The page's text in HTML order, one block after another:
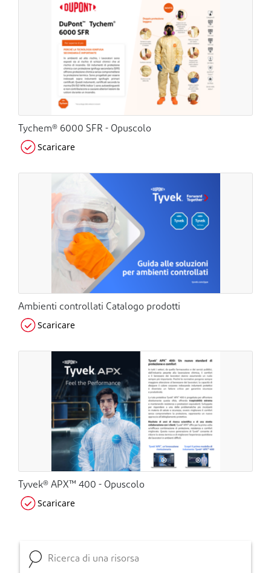
Tychem® 6000 SFR - Opuscolo
Scaricare
Ambienti controllati Catalogo prodotti
Scaricare
Tyvek® APX™ 400 - Opuscolo
Scaricare